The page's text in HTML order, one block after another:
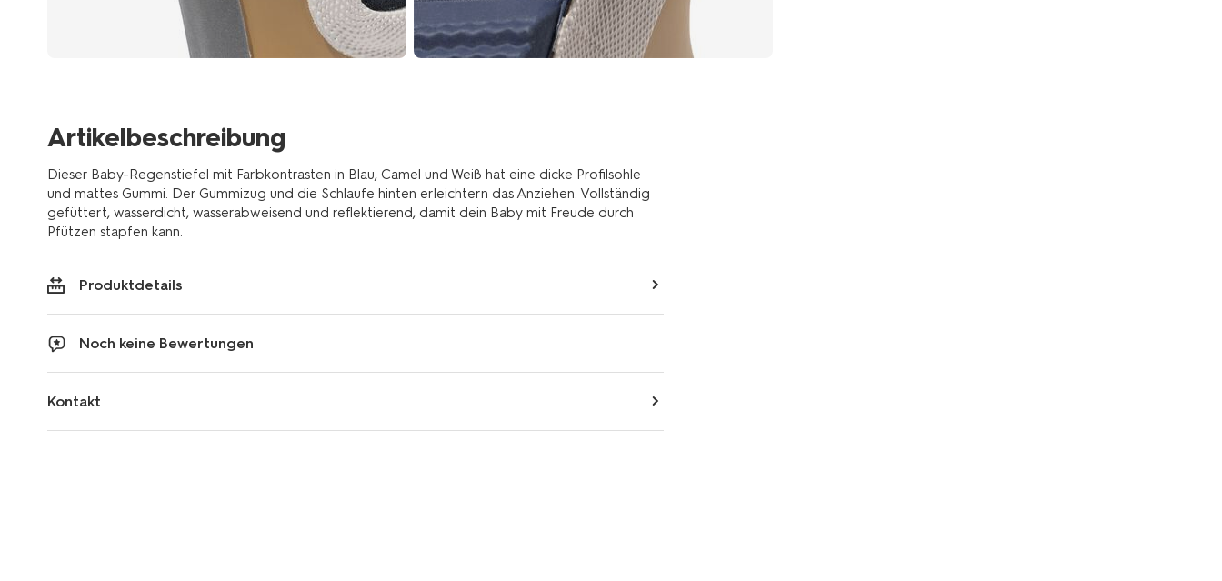
Artikelbeschreibung
Dieser Baby-Regenstiefel mit Farbkontrasten in Blau, Camel und Weiß hat eine dicke Profilsohle
und mattes Gummi. Der Gummizug und die Schlaufe hinten erleichtern das Anziehen. Vollständig
gefüttert, wasserdicht, wasserabweisend und reflektierend, damit dein Baby mit Freude durch
Pfützen stapfen kann.
Produktdetails
Noch keine Bewertungen
Kontakt